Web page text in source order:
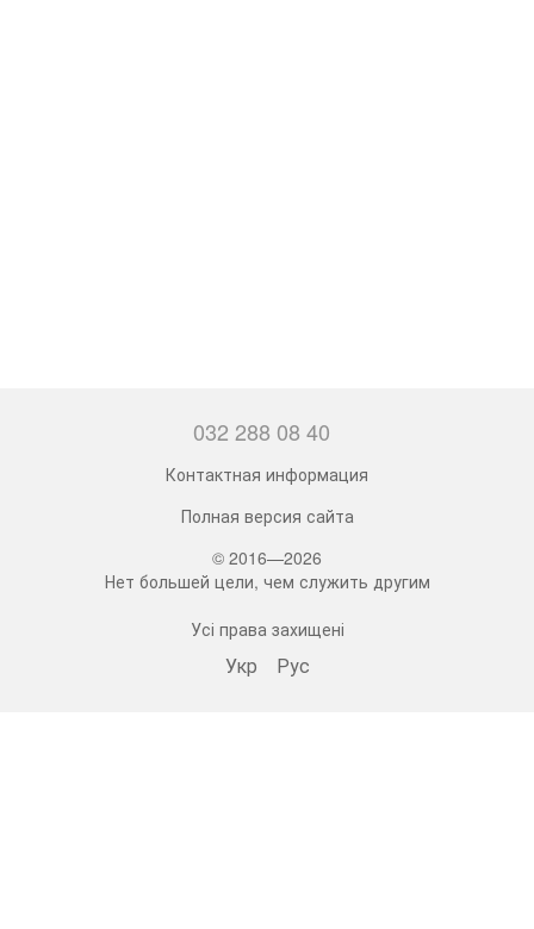
032 288 08 40
Контактная информация
Полная версия сайта
© 2016—2026
Нет большей цели, чем служить другим
Усі права захищені
Укр Рус